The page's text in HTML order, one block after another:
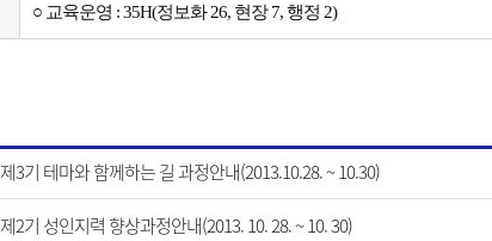
○ 교육운영 : 35H(정보화 26, 현장 7, 행정 2)
제3기 테마와 함께하는 길 과정안내(2013.10.28. ~ 10.30)
제2기 성인지력 향상과정안내(2013. 10. 28. ~ 10. 30)